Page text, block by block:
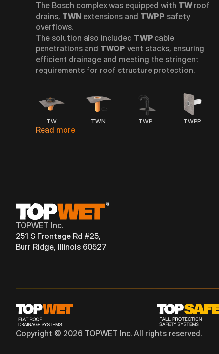
The Bosch complex was equipped with TW roof
drains, TWN extensions and TWPP safety
overflows.
The solution also included TWP cable
penetrations and TWOP vent stacks, ensuring
efficient drainage and meeting the stringent
requirements for roof structure protection.
TW TWN TWP TWPP
Read more
TOPWET Inc.
251 S Frontage Rd #25,
Burr Ridge, Illinois 60527
Copyright © 2026 TOPWET Inc. All rights reserved.